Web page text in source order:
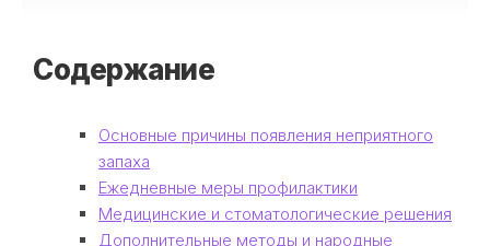
Содержание
Основные причины появления неприятного
запаха
Ежедневные меры профилактики
Медицинские и стоматологические решения
Дополнительные методы и народные